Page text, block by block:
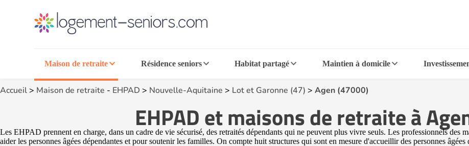
Maison de retraite Résidence seniors Habitat partagé Maintien à domicile
Accueil> Maison de retraite - EHPAD > Nouvelle-Aquitaine > Lot et Garonne (47) > Agen (47000)
EHPAD et maisons de retraite à
Les EHPAD prennent en charge, dans un cadre de vie sécurisé, des retraités dépendants qui ne peuvent plus vivre seuls. Les professionnels des
aider les personnes âgées dépendantes et pour soutenir les familles. On compte huit structures qui sont en mesure d'accueillir des personnes